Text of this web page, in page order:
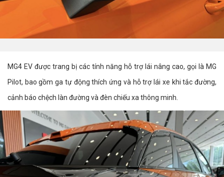
MG4 EV được trang bị các tính năng hỗ trợ lái nâng cao, gọi là MG
Pilot, bao gồm ga tự động thích ứng và hỗ trợ lái xe khi tắc đường,
cảnh báo chệch làn đường và đèn chiếu xa thông minh.